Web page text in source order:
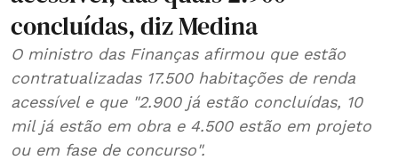
concluídas, diz Medina
O ministro das Finanças afirmou que estão
contratualizadas 17.500 habitações de renda
acessível e que "2.900 já estão concluídas, 10
mil já estão em obra e 4.500 estão em projeto
ou em fase de concurso".